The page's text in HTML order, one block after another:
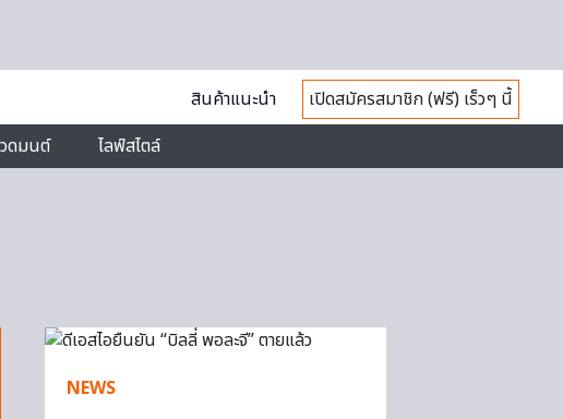
สินค้าแนะนำ
เปิดสมัครสมาชิก (ฟรี) เร็วๆ นี้
ดมนต์ ไลฟ์สไตล์
NEWS